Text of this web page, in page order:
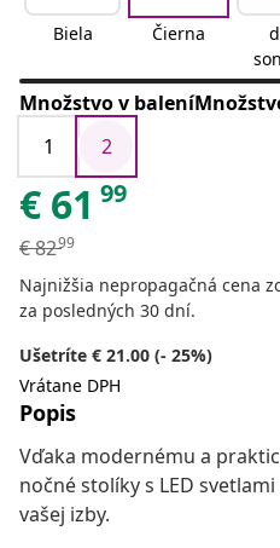
Biela Čierna
Množstvo v
1
2
€ 61 99
€8299
Najnižšia nepropagačná cena
za posledných 30 dní.
Ušetríte € 21.00 (- 25%)
Vrátane DPH
Popis
Vďaka modernému a
nočné stolíky s LED
vašej izby.